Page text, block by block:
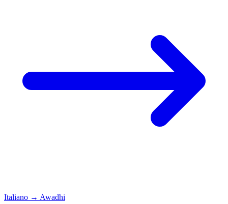
Italiano → Awadhi